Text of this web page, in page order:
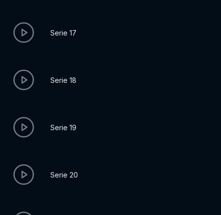
Serie 17
Serie 18
Serie 19
Serie 20